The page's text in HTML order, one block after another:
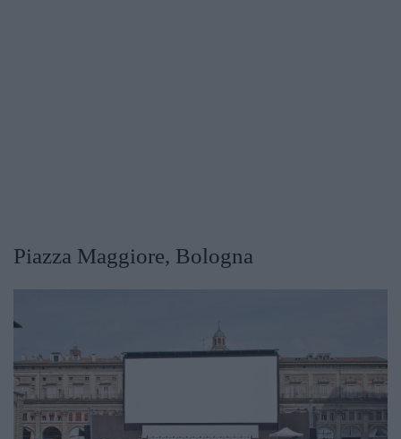
Piazza Maggiore, Bologna